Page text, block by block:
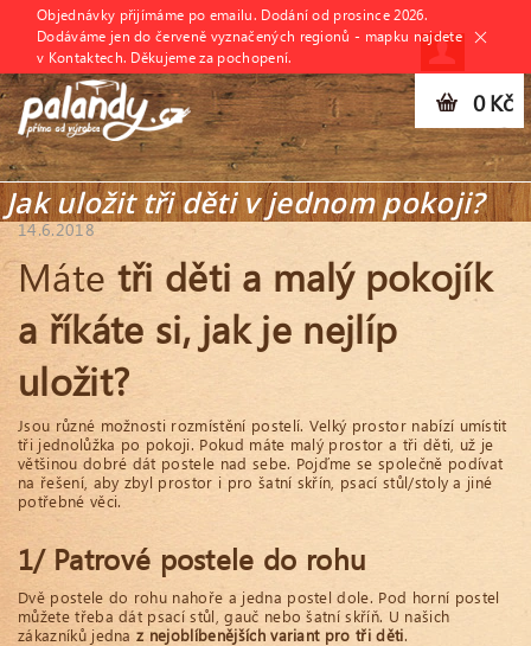
Objednávky přijímáme po emailu. Dodání od prosince 2026.
Dodáváme jen do červeně vyznačených regionů - mapku najdete
v Kontaktech. Děkujeme za pochopení.
0 Kč
Jak uložit tři děti v jednom pokoji?
14.6.2018
Máte tři děti a malý pokojík
a říkáte si, jak je nejlíp
uložit?
Jsou různé možnosti rozmístění postelí. Velký prostor nabízí umístit
tři jednolůžka po pokoji. Pokud máte malý prostor a tři děti, už je
většinou dobré dát postele nad sebe. Pojďme se společně podívat
na řešení, aby zbyl prostor i pro šatní skřín, psací stůl/stoly a jiné
potřebné věci.
1/ Patrové postele do rohu
Dvě postele do rohu nahoře a jedna postel dole. Pod horní postel
můžete třeba dát psací stůl, gauč nebo šatní skříň. U našich
zákazníků jedna z nejoblíbenějších variant pro tři děti.